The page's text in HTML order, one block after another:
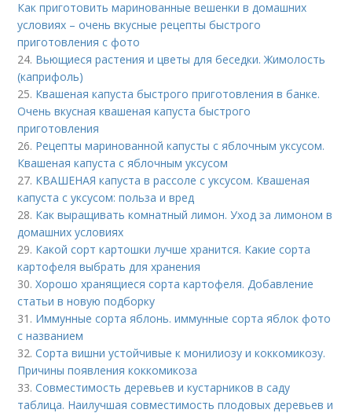
Как приготовить маринованные вешенки в домашних
условиях – очень вкусные рецепты быстрого
приготовления с фото
24. Вьющиеся растения и цветы для беседки. Жимолость
(каприфоль)
25. Квашеная капуста быстрого приготовления в банке.
Очень вкусная квашеная капуста быстрого
приготовления
26. Рецепты маринованной капусты с яблочным уксусом.
Квашеная капуста с яблочным уксусом
27. КВАШЕНАЯ капуста в рассоле с уксусом. Квашеная
капуста с уксусом: польза и вред
28. Как выращивать комнатный лимон. Уход за лимоном в
домашних условиях
29. Какой сорт картошки лучше хранится. Какие сорта
картофеля выбрать для хранения
30.Хорошо хранящиеся сорта картофеля. Добавление
статьи в новую подборку
31. Иммунные сорта яблонь. иммунные сорта яблок фото
с названием
32.Сорта вишни устойчивые к монилиозу и коккомикозу.
Причины появления коккомикоза
33.Совместимость деревьев и кустарников в саду
таблица. Наилучшая совместимость плодовых деревьев и